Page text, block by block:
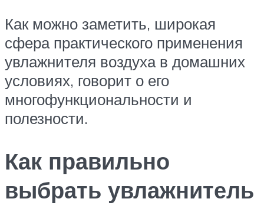
Как можно заметить, широкая
сфера практического применения
увлажнителя воздуха в домашних
условиях, говорит о его
многофункциональности и
полезности.
Как правильно
выбрать увлажнитель